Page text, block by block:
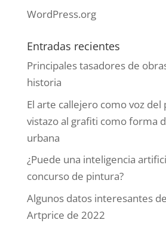
WordPress.org
Entradas recientes
Principales tasadores de
historia
El arte callejero como voz del
vistazo al grafiti como forma
urbana
¿Puede una inteligencia
concurso de pintura?
Algunos datos interesantes
Artprice de 2022